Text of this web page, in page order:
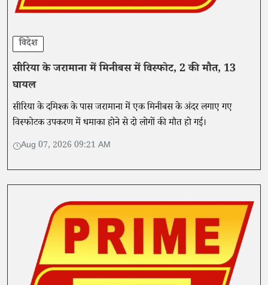
विदेश
सीरिया के जरामाना में मिनीबस में विस्फोट, 2 की मौत, 13
घायल
सीरिया के दमिश्क के पास जरामाना में एक मिनीबस के अंदर लगाए गए
विस्फोटक उपकरण में धमाका होने से दो लोगों की मौत हो गई।
Aug 07, 2026 09:21 AM